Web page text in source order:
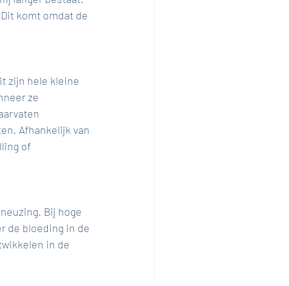
komt omdat de
zijn hele kleine
ze
Afhankelijk van
of
Bij hoge
de bloeding in de
in de